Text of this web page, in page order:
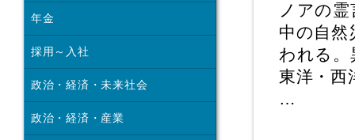
ノアの
中の自然
われる。
東洋・西
…
年金
採用～入社
政治・経済・未来社会
政治・経済・産業